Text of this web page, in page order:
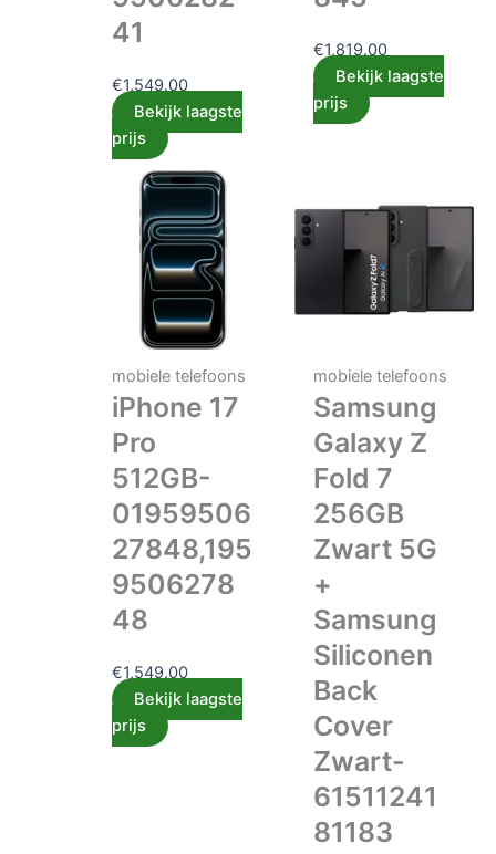
41
€1,549.00
Bekijk laagste
prijs
€1,819.00
Bekijk laagste
prijs
mobiele telefoons
iPhone 17
Pro
512GB-
01959506
27848,195
9506278
48
€1,549.00
Bekijk laagste
prijs
mobiele telefoons
Samsung
Galaxy Z
Fold 7
256GB
Zwart 5G
+
Samsung
Siliconen
Back
Cover
Zwart-
61511241
81183